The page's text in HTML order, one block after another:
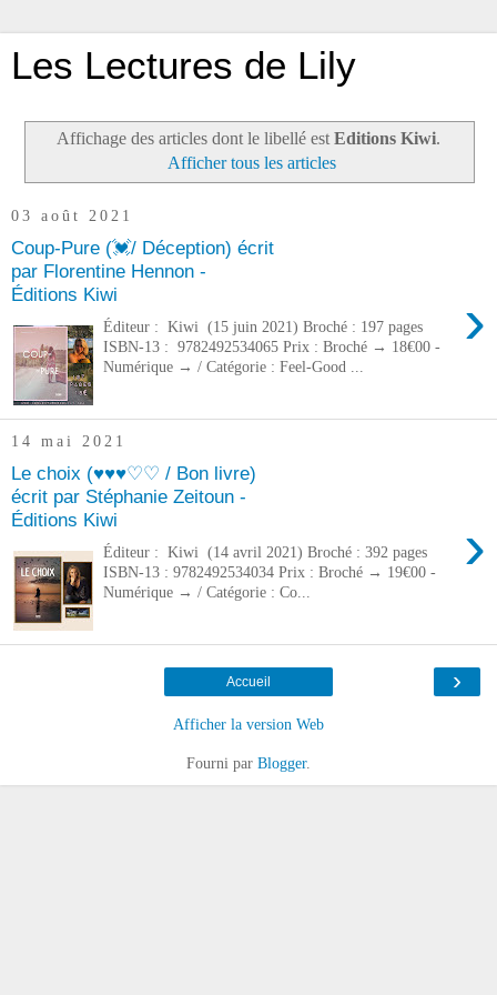
Les Lectures de Lily
Affichage des articles dont le libellé est Editions Kiwi.
Afficher tous les articles
03 août 2021
Coup-Pure (💓/ Déception) écrit
par Florentine Hennon -
Éditions Kiwi
›
Éditeur : Kiwi (15 juin 2021) Broché : 197 pages
ISBN-13 : 9782492534065 Prix : Broché → 18€00 -
Numérique → / Catégorie : Feel-Good ...
14 mai 2021
Le choix (♥♥♥♡♡ / Bon livre)
écrit par Stéphanie Zeitoun -
Éditions Kiwi
›
Éditeur : Kiwi (14 avril 2021) Broché : 392 pages
ISBN-13 : 9782492534034 Prix : Broché → 19€00 -
Numérique → / Catégorie : Co...
›
Accueil
Afficher la version Web
Fourni par Blogger.